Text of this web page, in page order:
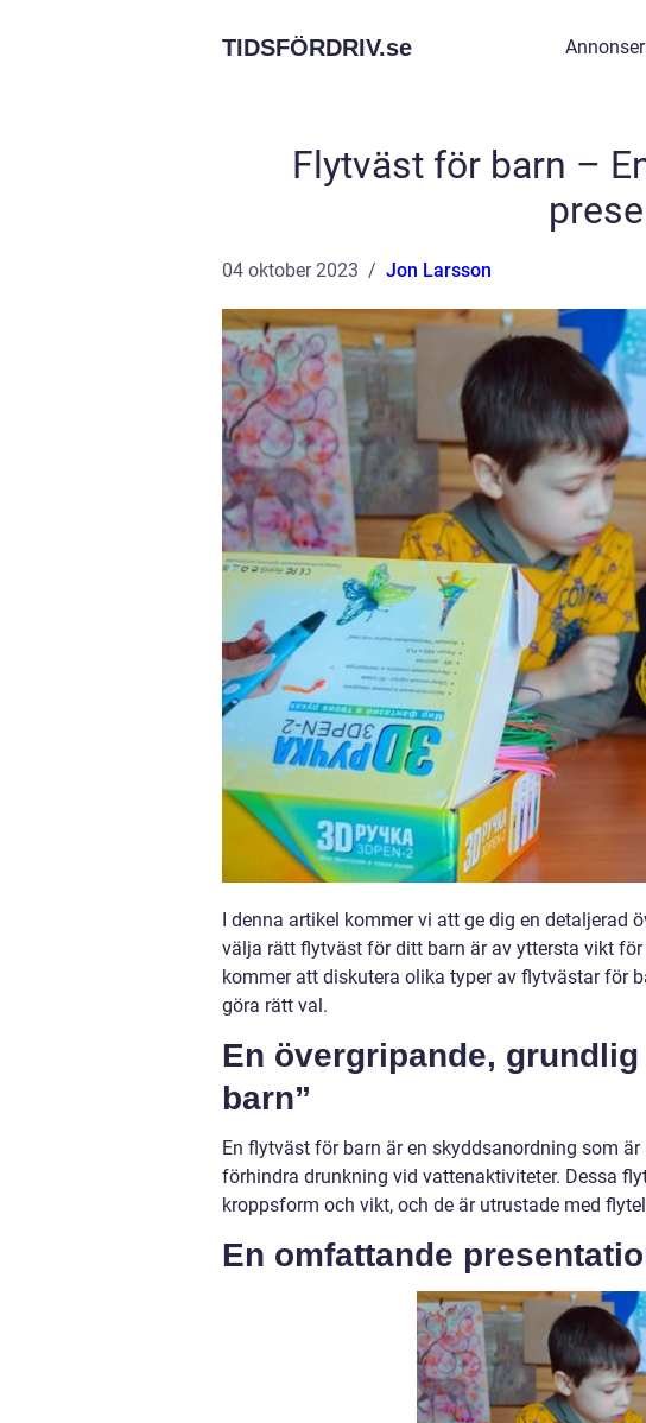
TIDSFÖRDRIV.se
Flytväst för barn –
04 oktober 2023 Jon Larsson
I denna artikel kommer vi att ge dig en detaljerad
välja rätt flytväst för ditt barn är av yttersta vikt
kommer att diskutera olika typer av flytvästar för
göra rätt val.
En övergripande,
barn”
En flytväst för barn är en skyddsanordning som
förhindra drunkning vid vattenaktiviteter. Dessa
kroppsform och vikt, och de är utrustade med
En omfattande